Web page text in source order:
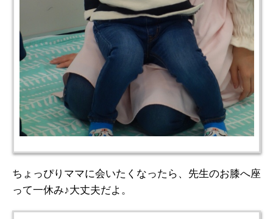
ちょっぴりママに会いたくなったら、先生のお膝へ座
って一休み♪大丈夫だよ。